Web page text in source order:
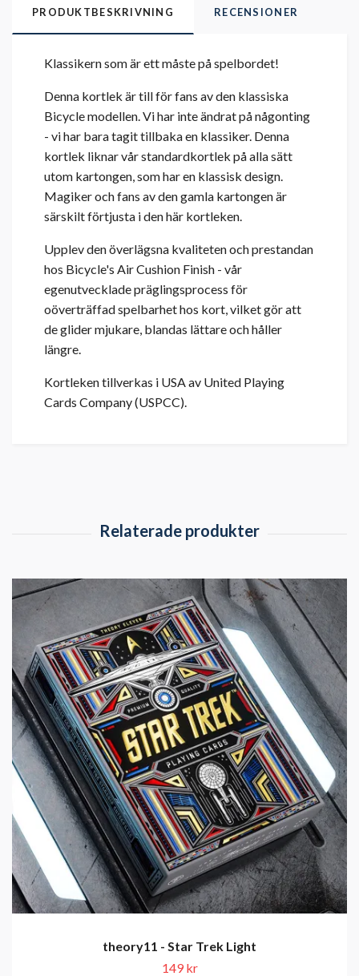
PRODUKTBESKRIVNING RECENSIONER
Klassikern som är ett måste på spelbordet!
Denna kortlek är till för fans av den klassiska
Bicycle modellen. Vi har inte ändrat på någonting
- vi har bara tagit tillbaka en klassiker. Denna
kortlek liknar vår standardkortlek på alla sätt
utom kartongen, som har en klassisk design.
Magiker och fans av den gamla kartongen är
särskilt förtjusta i den här kortleken.
Upplev den överlägsna kvaliteten och prestandan
hos Bicycle's Air Cushion Finish - vår
egenutvecklade präglingsprocess för
oöverträffad spelbarhet hos kort, vilket gör att
de glider mjukare, blandas lättare och håller
längre.
Kortleken tillverkas i USA av United Playing
Cards Company (USPCC).
theory11 - Star Trek Light
149 kr